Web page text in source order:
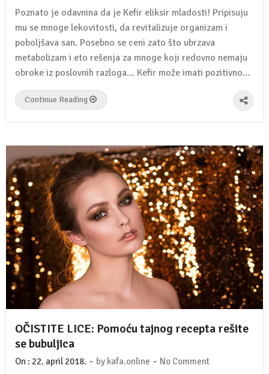
Poznato je odavnina da je Kefir eliksir mladosti! Pripisuju
mu se mnoge lekovitosti, da revitalizuje organizam i
poboljšava san. Posebno se ceni zato što ubrzava
metabolizam i eto rešenja za mnoge koji redovno nemaju
obroke iz poslovnih razloga… Kefir može imati pozitivno…
Continue Reading
OČISTITE LICE: Pomoću tajnog recepta rešite
se bubuljica
On : 22. april 2018. - by kafa.online - No Comment